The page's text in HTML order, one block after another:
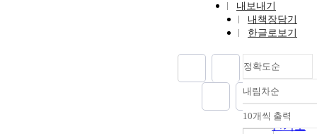
내보내기
내책장담기
한글로보기
정확도순
정확도
순
인기도
내림차순
내림차순
10개씩 출력